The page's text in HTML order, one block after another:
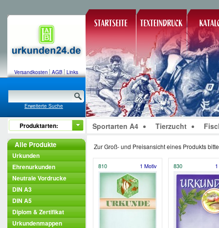
Versandkosten AGB Links
Erweiterte Suche
Produktarten:
Alle Produkte
Urkunden
Ehrenurkunden
Neutrale Vordrucke
DIN A3
DIN A5
Diplom & Zertifikat
Urkundenmappen
Sportarten A4 Tierzucht
Zur Groß- und Preisansicht eines Produkts
810 1 Motiv 830